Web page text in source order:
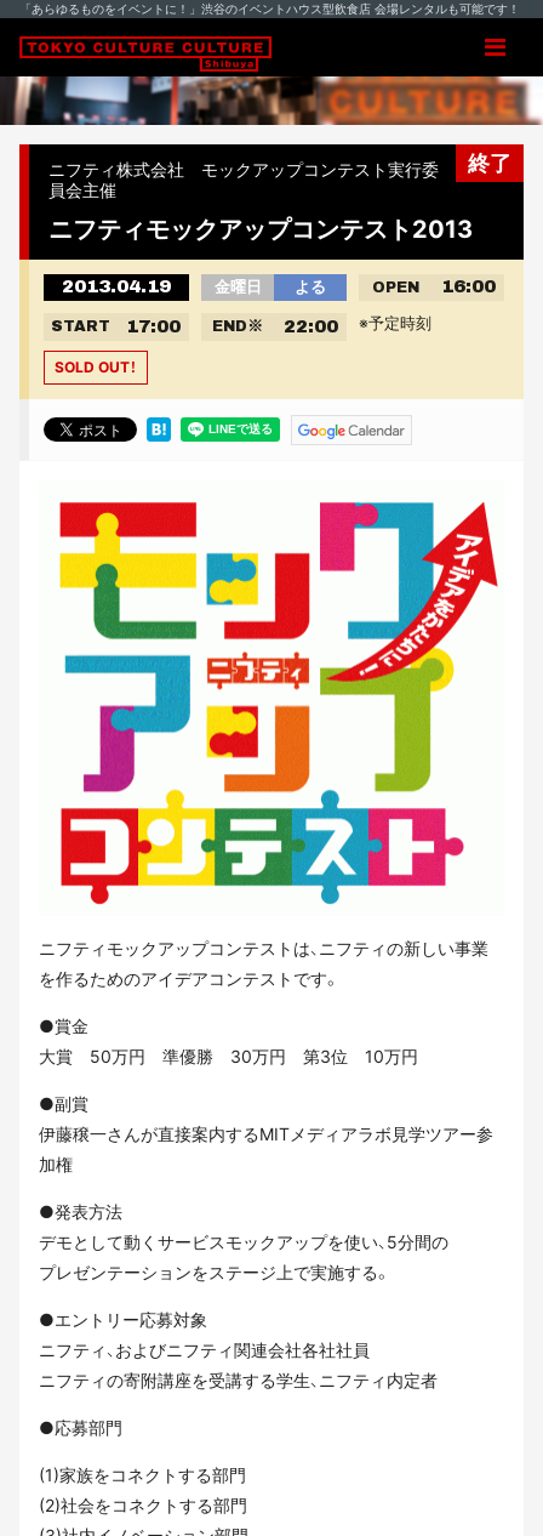
「あらゆるものをイベントに！」渋谷のイベントハウス型飲食店 会場レンタルも可能です！
終了
ニフティ株式会社 モックアップコンテスト実行委
員会主催
ニフティモックアップコンテスト2013
2013.04.19 金曜日 よる OPEN 16:00
START 17:00 END ※ 22:00 ※予定時刻
SOLD OUT！
ニフティモックアップコンテストは、ニフティの新しい事業
を作るためのアイデアコンテストです。
●賞金
大賞 50万円 準優勝 30万円 第3位 10万円
●副賞
伊藤穣一さんが直接案内するMITメディアラボ見学ツアー参
加権
●発表方法
デモとして動くサービスモックアップを使い、5分間の
プレゼンテーションをステージ上で実施する。
●エントリー応募対象
ニフティ、およびニフティ関連会社各社社員
ニフティの寄附講座を受講する学生、ニフティ内定者
●応募部門
(1)家族をコネクトする部門
(2)社会をコネクトする部門